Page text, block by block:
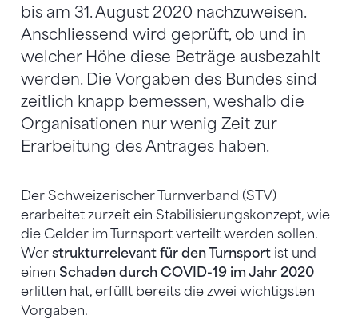
bis am 31. August 2020 nachzuweisen.
Anschliessend wird geprüft, ob und in
welcher Höhe diese Beträge ausbezahlt
werden. Die Vorgaben des Bundes sind
zeitlich knapp bemessen, weshalb die
Organisationen nur wenig Zeit zur
Erarbeitung des Antrages haben.
Der Schweizerischer Turnverband (STV)
erarbeitet zurzeit ein Stabilisierungskonzept, wie
die Gelder im Turnsport verteilt werden sollen.
Wer strukturrelevant für den Turnsport ist und
einen Schaden durch COVID-19 im Jahr 2020
erlitten hat, erfüllt bereits die zwei wichtigsten
Vorgaben.